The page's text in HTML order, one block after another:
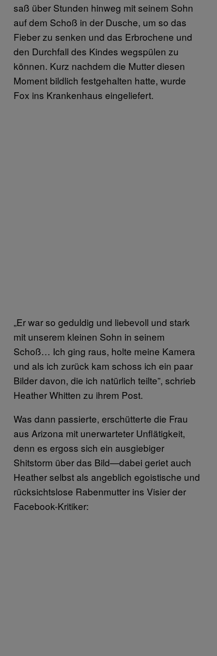
saß über Stunden hinweg mit seinem Sohn
auf dem Schoß in der Dusche, um so das
Fieber zu senken und das Erbrochene und
den Durchfall des Kindes wegspülen zu
können. Kurz nachdem die Mutter diesen
Moment bildlich festgehalten hatte, wurde
Fox ins Krankenhaus eingeliefert.
„Er war so geduldig und liebevoll und stark
mit unserem kleinen Sohn in seinem
Schoß… Ich ging raus, holte meine Kamera
und als ich zurück kam schoss ich ein paar
Bilder davon, die ich natürlich teilte”, schrieb
Heather Whitten zu ihrem Post.
Was dann passierte, erschütterte die Frau
aus Arizona mit unerwarteter Unflätigkeit,
denn es ergoss sich ein ausgiebiger
Shitstorm über das Bild—dabei geriet auch
Heather selbst als angeblich egoistische und
rücksichtslose Rabenmutter ins Visier der
Facebook-Kritiker: